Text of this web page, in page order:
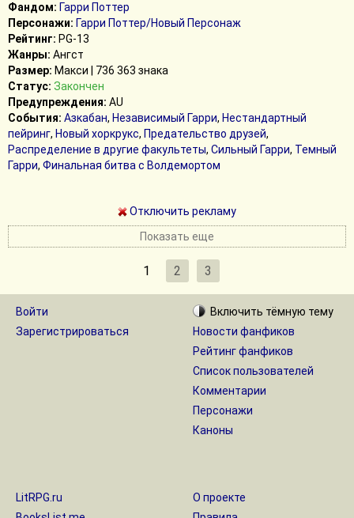
Фандом: Гарри Поттер
Персонажи: Гарри Поттер/Новый Персонаж
Рейтинг: PG-13
Жанры: Ангст
Размер: Макси | 736 363 знака
Статус: Закончен
Предупреждения: AU
События: Азкабан, Независимый Гарри, Нестандартный
пейринг, Новый хоркрукс, Предательство друзей,
Распределение в другие факультеты, Сильный Гарри, Темный
Гарри, Финальная битва с Волдемортом
Отключить рекламу
Показать еще
1 2 3
Войти
Зарегистрироваться
Включить тёмную тему
Новости фанфиков
Рейтинг фанфиков
Список пользователей
Комментарии
Персонажи
Каноны
LitRPG.ru
О проекте